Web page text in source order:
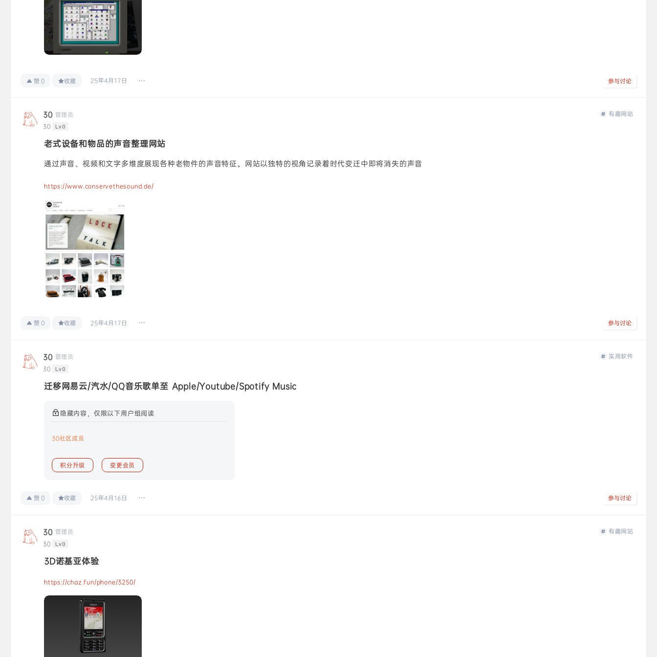
赞0 收藏 25年4月17日 参与讨论
30 管理员
30
Lv0
有趣网站
老式设备和物品的声音整理网站
通过声音、视频和文字多维度展现各种老物件的声音特征。网站以独特的视角记录着时代变迁中即将消失的声音
https://www.conservethesound.de/
赞0 收藏 25年4月17日 参与讨论
30 管理员
30
Lv0
实用软件
迁移网易云/汽水/QQ音乐歌单至 Apple/Youtube/Spotify Music
隐藏内容，仅限以下用户组阅读
30社区成员
积分升级 变更会员
赞0 收藏 25年4月16日 参与讨论
30 管理员
30
Lv0
有趣网站
3D诺基亚体验
https://chaz.fun/phone/3250/